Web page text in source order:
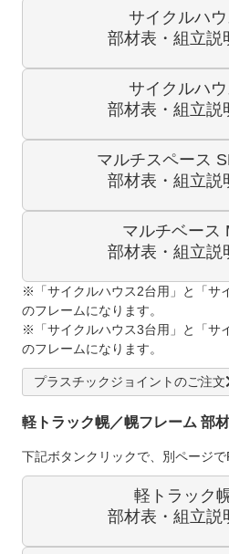
サイクルハ
部材表・組立説
サイクルハ
部材表・組立説
マルチスペース
部材表・組立説
マルチベース
部材表・組立説
※「サイクルハウス2台用」と「サ
のフレームになります。
※「サイクルハウス3台用」と「サ
のフレームになります。
プラスチックジョイントのご注文
軽トラック幌／幌フレーム 部
下記ボタンクリックで、別ページ
軽トラック
部材表・組立説